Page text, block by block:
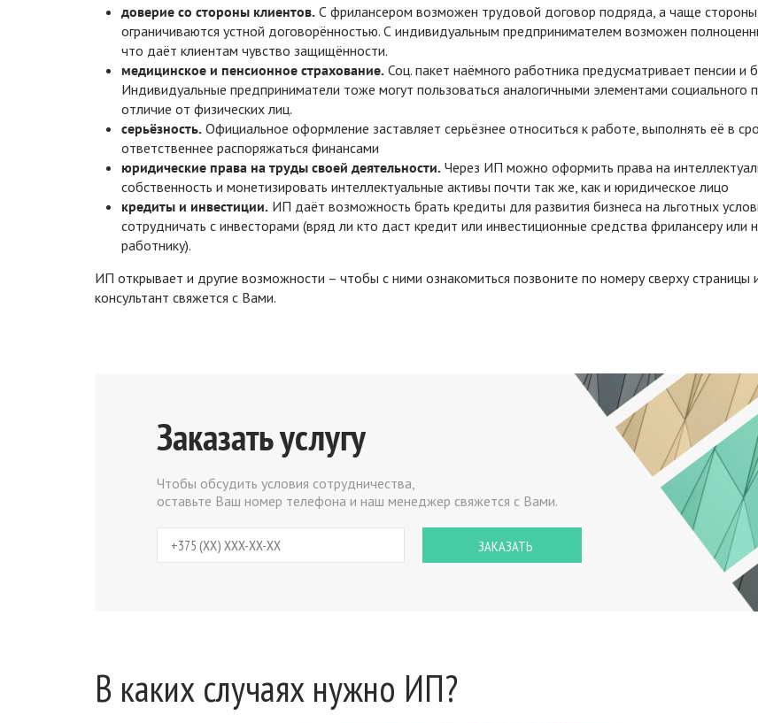
доверие со стороны клиентов. С фрилансером возможен трудовой договор подряда, а чаще стороны
ограничиваются устной договорённостью. С индивидуальным предпринимателем возможен
что даёт клиентам чувство защищённости.
медицинское и пенсионное страхование. Соц. пакет наёмного работника предусматривает пенсии и
Индивидуальные предприниматели тоже могут пользоваться аналогичными элементами социального
отличие от физических лиц.
серьёзность. Официальное оформление заставляет серьёзнее относиться к работе, выполнять её в
ответственнее распоряжаться финансами
юридические права на труды своей деятельности. Через ИП можно оформить права на
собственность и монетизировать интеллектуальные активы почти так же, как и юридическое лицо
кредиты и инвестиции. ИП даёт возможность брать кредиты для развития бизнеса на льготных
сотрудничать с инвесторами (вряд ли кто даст кредит или инвестиционные средства фрилансеру или
работнику).
ИП открывает и другие возможности – чтобы с ними ознакомиться позвоните по номеру сверху страницы
консультант свяжется с Вами.
Заказать услугу
Чтобы обсудить условия сотрудничества,
оставьте Ваш номер телефона и наш менеджер свяжется с Вами.
В каких случаях нужно ИП?